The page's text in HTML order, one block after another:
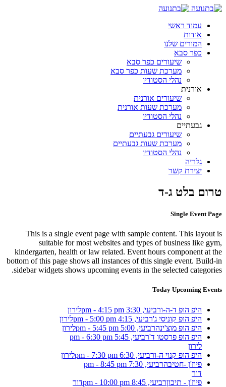
עמוד ראשי
אודות
המורים שלנו
כפר סבא
שיעורים כפר סבא
מערכת שעות כפר סבא
נהלי הסטודיו
אורנית
שיעורים אורנית
מערכת שעות אורנית
נהלי הסטודיו
גבעתיים
שיעורים גבעתיים
מערכת שעות גבעתיים
נהלי הסטודיו
גלריה
יצירת קשר
טרום בלט ג-ד
Single Event Page
This is a single event page with sample content. This layout is
suitable for most websites and types of business like gym,
kindergarten, health or law related. Event hours component at the
bottom of this page shows all instances of this single event. Build-in
sidebar widgets shows upcoming events in the selected categories.
Today Upcoming Events
היפ הופ ד-ה-ורביעי, 3:30 pm - 4:15 pm
לירון
היפ הופ קוניסי ג'רביעי, 4:15 pm - 5:00 pm
לירון
היפ הופ מוצ'ינהרביעי, 5:00 pm - 5:45 pm
לירון
היפ הופ פרסטו ד'רביעי, 5:45 pm - 6:30 pm
לירון
היפ הופ קנוי ה-ורביעי, 6:30 pm - 7:30 pm
לירון
פיוז'ן -חטיבהרביעי, 7:30 pm - 8:45 pm
דור
פיוז'ן - תיכוןרביעי, 8:45 pm - 10:00 pm דור